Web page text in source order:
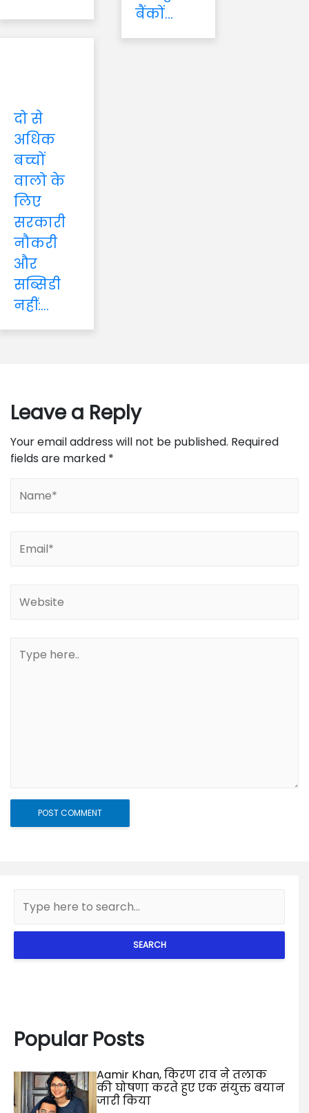
बैंकों...
दो से
अधिक
बच्चों
वालो के
लिए
सरकारी
नौकरी
और
सब्सिडी
नहीं:...
Leave a Reply
Your email address will not be published. Required
fields are marked *
SEARCH
Popular Posts
Aamir Khan, किरण राव ने तलाक
की घोषणा करते हुए एक संयुक्त बयान
जारी किया